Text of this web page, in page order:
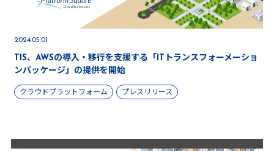
2024.05.01
TIS、AWSの導入・移行を支援する「ITトランスフォーメーショ
ンパッケージ」の提供を開始
クラウドプラットフォーム プレスリリース